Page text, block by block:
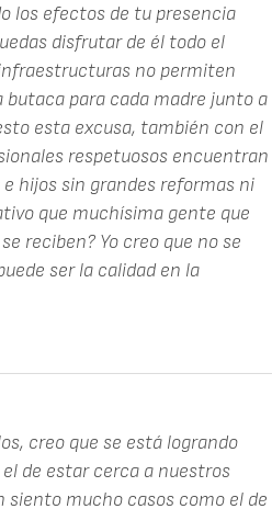
los efectos de tu presencia
disfrutar de él todo el
no permiten
butaca para cada madre junto a
esta excusa, también con el
respetuosos encuentran
hijos sin grandes reformas ni
que muchísima gente que
reciben? Yo creo que no se
ser la calidad en la
creo que se está logrando
de estar cerca a nuestros
siento mucho casos como el de